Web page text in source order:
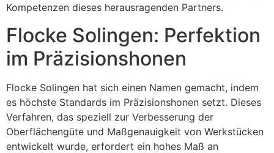
Kompetenzen dieses herausragenden Partners.
Flocke Solingen: Perfektion
im Präzisionshonen
Flocke Solingen hat sich einen Namen gemacht, indem
es höchste Standards im Präzisionshonen setzt. Dieses
Verfahren, das speziell zur Verbesserung der
Oberflächengüte und Maßgenauigkeit von Werkstücken
entwickelt wurde, erfordert ein hohes Maß an